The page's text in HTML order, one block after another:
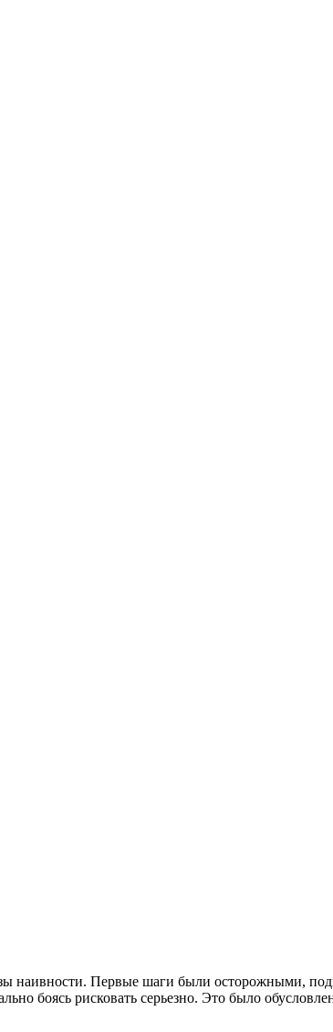
наивности. Первые шаги были осторожными,
боясь рисковать серьезно. Это было